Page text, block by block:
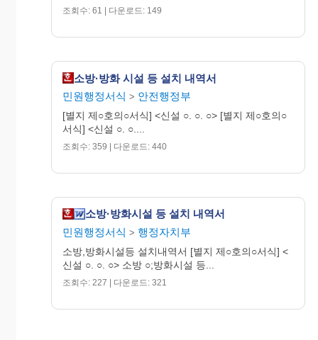
210㎜×297㎜
이 신청서는 아래와 같이 처리됩니다.(뒷쪽)
신 청 인
신 청
서
접 수
조회수: 61 | 다운로드: 149
소방·방화 시설 등 설치 내역서
민원행정서식 > 안전행정부
[별지 제○호의○서식] <신설 ○. ○. ○> [별지 제○호의○
서식] <신설 ○. ○....
조회수: 359 | 다운로드: 440
소방·방화시설 등 설치 내역서
민원행정서식 > 행정자치부
소방,방화시설등 설치내역서 [별지 제○호의○서식] <
신설 ○. ○. ○> 소방 ○;방화시설 등...
조회수: 227 | 다운로드: 321